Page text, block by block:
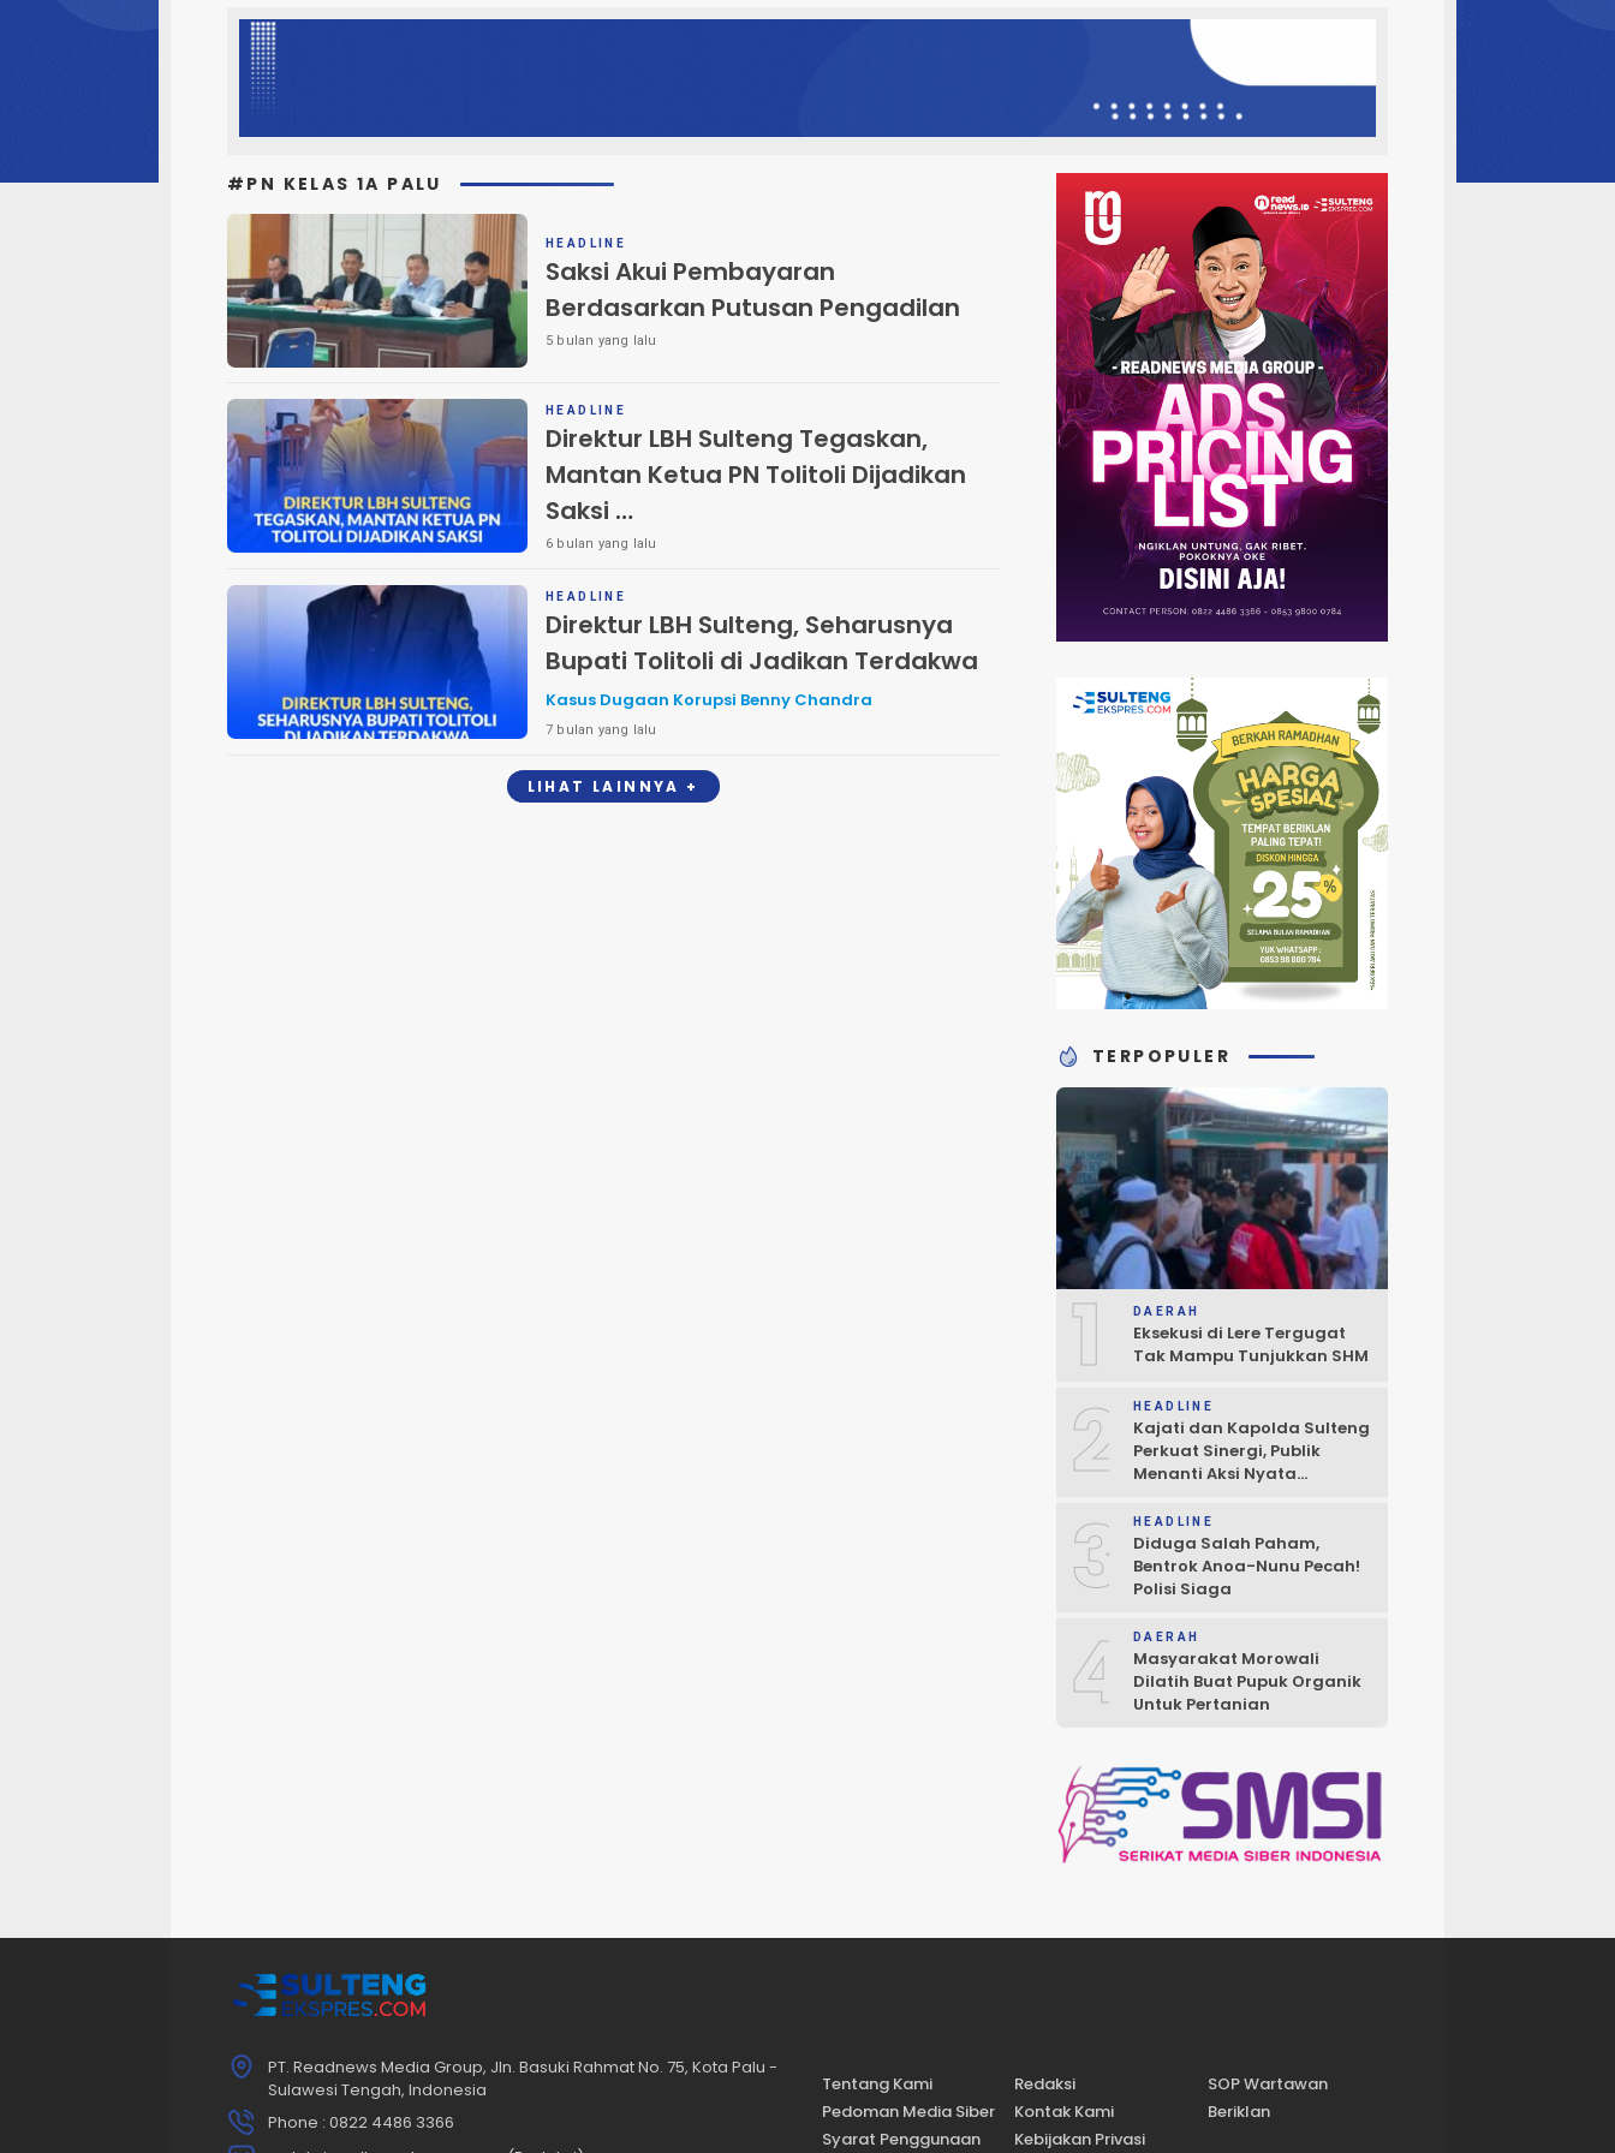
#PN KELAS 1A PALU
HEADLINE
Saksi Akui Pembayaran
Berdasarkan Putusan Pengadilan
5 bulan yang lalu
HEADLINE
Direktur LBH Sulteng Tegaskan,
Mantan Ketua PN Tolitoli Dijadikan
Saksi
Sidang Dugaan Tipikor Benny Chandra
6 bulan yang lalu
HEADLINE
Direktur LBH Sulteng, Seharusnya
Bupati Tolitoli di Jadikan Terdakwa
Kasus Dugaan Korupsi Benny Chandra
7 bulan yang lalu
LIHAT LAINNYA +
TERPOPULER
1 DAERAH
Eksekusi di Lere Tergugat
Tak Mampu Tunjukkan SHM
2 HEADLINE
Kajati dan Kapolda Sulteng
Perkuat Sinergi, Publik
Menanti Aksi Nyata
3 HEADLINE
Diduga Salah Paham,
Bentrok Anoa-Nunu Pecah!
Polisi Siaga
4 DAERAH
Masyarakat Morowali
Dilatih Buat Pupuk Organik
Untuk Pertanian
PT. Readnews Media Group, Jln. Basuki Rahmat No. 75, Kota Palu -
Sulawesi Tengah, Indonesia
Phone : 0822 4486 3366
Tentang Kami Redaksi
SOP Wartawan
Pedoman Media Siber
Kontak Kami
Beriklan
Syarat Penggunaan
Kebijakan Privasi